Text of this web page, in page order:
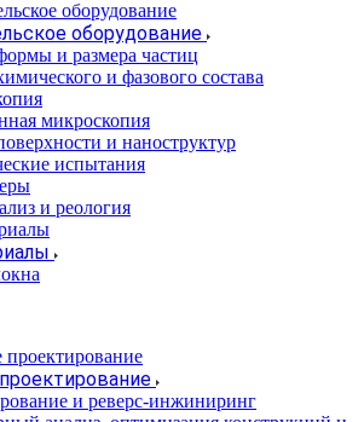
оборудование
и размера частиц
и фазового состава
микроскопия
и наноструктур
испытания
и реология
и реверс-инжиниринг